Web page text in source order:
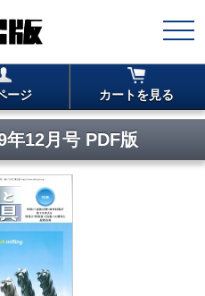
ージ カートを見る
年12月号 PDF版